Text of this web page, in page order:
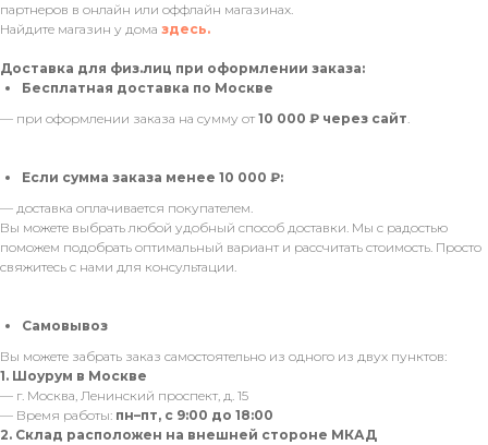
партнеров в онлайн или оффлайн магазинах.
Найдите магазин у дома здесь.
Доставка для физ.лиц при оформлении заказа:
Бесплатная доставка по Москве
— при оформлении заказа на сумму от 10 000 ₽ через сайт.
Если сумма заказа менее 10 000 ₽:
— доставка оплачивается покупателем.
Вы можете выбрать любой удобный способ доставки. Мы с радостью
поможем подобрать оптимальный вариант и рассчитать стоимость. Просто
свяжитесь с нами для консультации.
Самовывоз
Вы можете забрать заказ самостоятельно из одного из двух пунктов:
1. Шоурум в Москве
— г. Москва, Ленинский проспект, д. 15
— Время работы: пн–пт, с 9:00 до 18:00
2. Склад расположен на внешней стороне МКАД